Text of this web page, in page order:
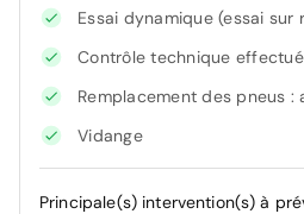
Essai dynamique (essai sur
Contrôle technique
Remplacement des pneus :
Vidange
Principale(s) intervention(s) à